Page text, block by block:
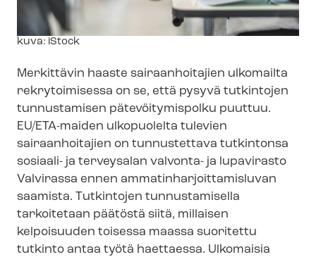
Kuvateksti
kuva: iStock
Merkittävin haaste sairaanhoitajien ulkomailta
rekrytoimisessa on se, että pysyvä tutkintojen
tunnustamisen pätevöitymispolku puuttuu.
EU/ETA-maiden ulkopuolelta tulevien
sairaanhoitajien on tunnustettava tutkintonsa
sosiaali- ja terveysalan valvonta- ja lupavirasto
Valvirassa ennen am­ma­tin­har­joit­ta­mis­lu­van
saamista. Tutkintojen tunnustamisella
tarkoitetaan päätöstä siitä, millaisen
kelpoisuuden toisessa maassa suoritettu
tutkinto antaa työtä haettaessa. Ulkomaisia